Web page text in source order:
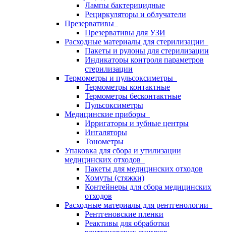
Лампы бактерицидные
Рециркуляторы и облучатели
Презервативы
Презервативы для УЗИ
Расходные материалы для стерилизации
Пакеты и рулоны для стерилизации
Индикаторы контроля параметров
стерилизации
Термометры и пульсоксиметры
Термометры контактные
Термометры бесконтактные
Пульсоксиметры
Медицинские приборы
Ирригаторы и зубные центры
Ингаляторы
Тонометры
Упаковка для сбора и утилизации
медицинских отходов
Пакеты для медицинских отходов
Хомуты (стяжки)
Контейнеры для сбора медицинских
отходов
Расходные материалы для рентгенологии
Рентгеновские пленки
Реактивы для обработки